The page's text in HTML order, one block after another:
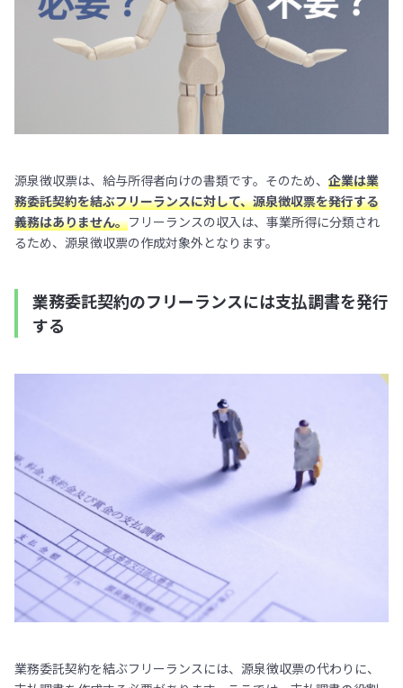
源泉徴収票は、給与所得者向けの書類です。そのため、 企業は業
務委託契約を結ぶフリーランスに対して、源泉徴収票を発行する
義務はありません。フリーランスの収入は、事業所得に分類され
るため、源泉徴収票の作成対象外となります。
業務委託契約のフリーランスには支払調書を発行
する
業務委託契約を結ぶフリーランスには、源泉徴収票の代わりに、